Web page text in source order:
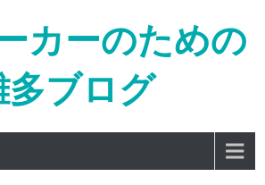
カーのための
多ブログ